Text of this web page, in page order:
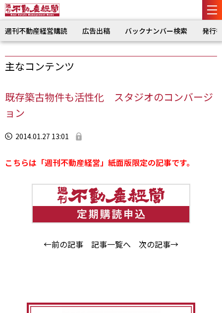
週刊不動産経営購読 広告出稿 バックナンバー検索 発行
主なコンテンツ
既存築古物件も活性化 スタジオのコンバージ
ョン
2014.01.27 13:01
こちらは「週刊不動産経営」紙面版限定の記事です。
←前の記事 記事一覧へ 次の記事→